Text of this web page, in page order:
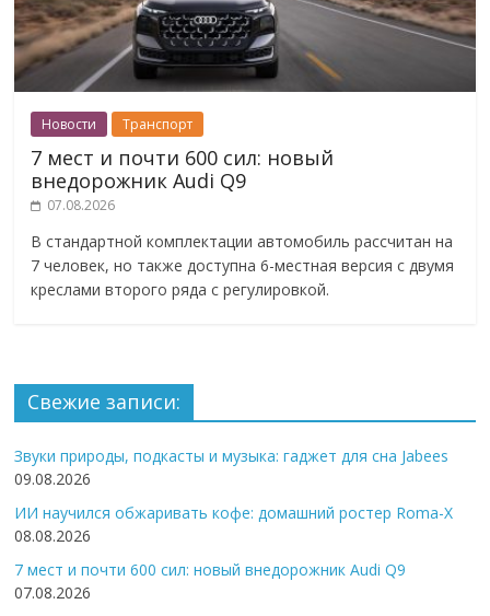
Новости Транспорт
7 мест и почти 600 сил: новый
внедорожник Audi Q9
07.08.2026
В стандартной комплектации автомобиль рассчитан на
7 человек, но также доступна 6-местная версия с двумя
креслами второго ряда с регулировкой.
Свежие записи:
Звуки природы, подкасты и музыка: гаджет для сна Jabees
09.08.2026
ИИ научился обжаривать кофе: домашний ростер Roma-X
08.08.2026
7 мест и почти 600 сил: новый внедорожник Audi Q9
07.08.2026